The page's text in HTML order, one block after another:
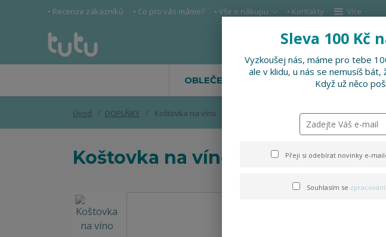
• Recenze zákazníků • Co pro vás máme? • Vše o nákupu • Kontakty Více
OBLEČENÍ DOPLŇKY
Úvod DOPLŇKY Koštovka na víno
Koštovka na víno
Sleva 100 Kč
Vyzkoušej nás, máme pro tebe
ale v klidu, u nás se nemusíš
Když už něco
Přeji si odebírat novinky e-
Souhlasím se